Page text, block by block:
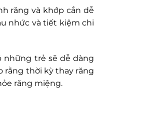
răng và khớp cắn dễ
nhức và tiết kiệm chi
những trẻ sẽ dễ dàng
rằng thời kỳ thay răng
răng miệng.